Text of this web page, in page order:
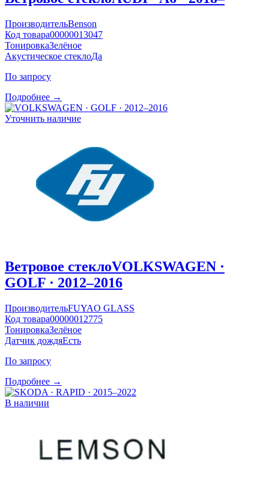
ПроизводительBenson
Код товара00000013047
ТонировкаЗелёное
Акустическое стеклоДа
По запросу
Подробнее →
Уточнить наличие
Ветровое стеклоVOLKSWAGEN ·
GOLF · 2012–2016
ПроизводительFUYAO GLASS
Код товара00000012775
ТонировкаЗелёное
Датчик дождяЕсть
По запросу
Подробнее →
В наличии